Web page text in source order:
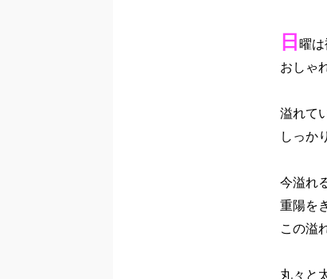
日 曜は
おしゃ
溢れて
しっか
今溢れ
重陽を
この溢
丸々と